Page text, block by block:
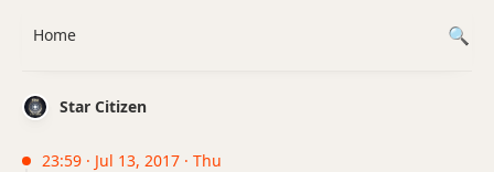
Star Citizen
23:59 · Jul 13, 2017 · Thu
Home